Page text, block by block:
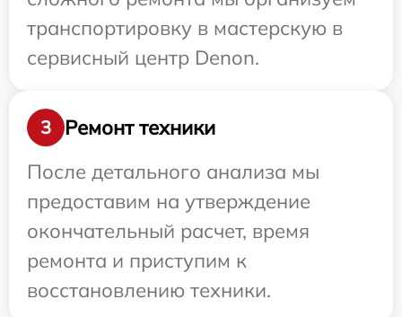
транспортировку в мастерскую в
сервисный центр Denon.
3
Ремонт техники
После детального анализа мы
предоставим на утверждение
окончательный расчет, время
ремонта и приступим к
восстановлению техники.